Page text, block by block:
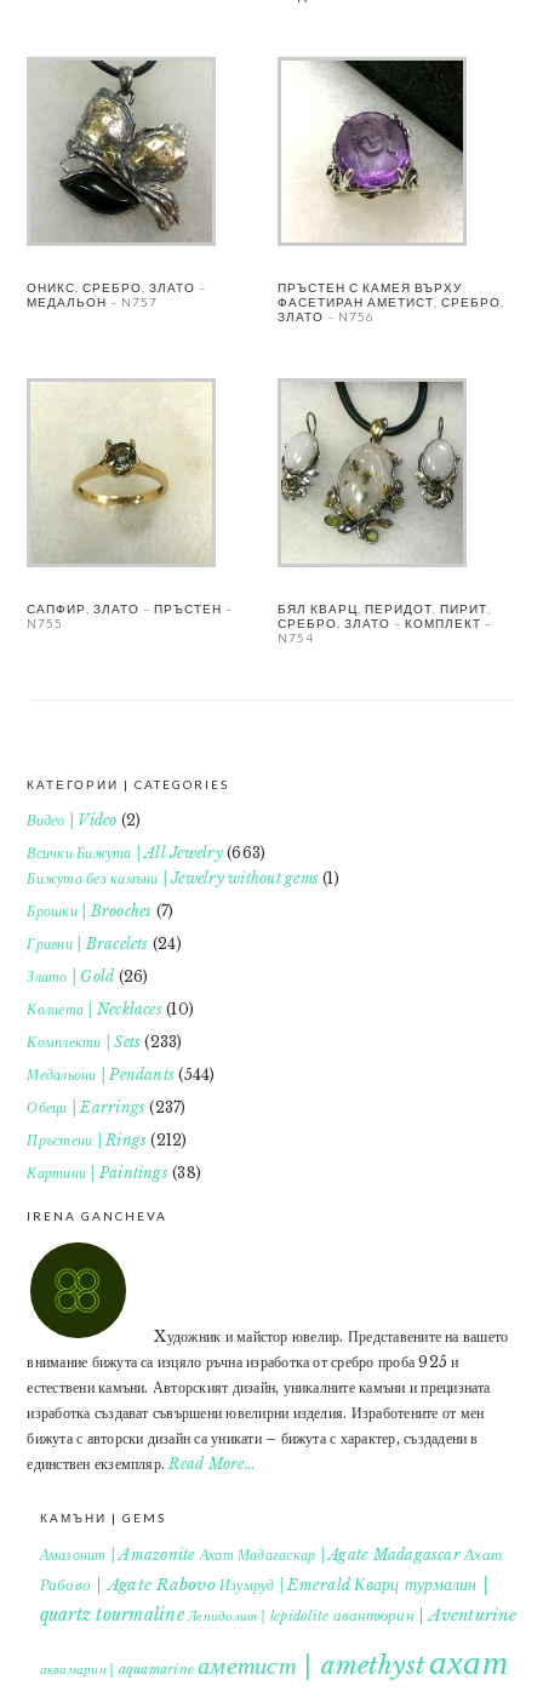
ОНИКС, СРЕБРО, ЗЛАТО –
МЕДАЛЬОН – N757
ПРЪСТЕН С КАМЕЯ ВЪРХУ
ФАСЕТИРАН АМЕТИСТ, СРЕБРО,
ЗЛАТО – N756
САПФИР, ЗЛАТО – ПРЪСТЕН –
N755
БЯЛ КВАРЦ, ПЕРИДОТ, ПИРИТ,
СРЕБРО, ЗЛАТО – КОМПЛЕКТ –
N754
FOOTER
КАТЕГОРИИ | CATEGORIES
Видео | Video (2)
Всички Бижута | All Jewelry(663)
Бижута без камъни | Jewelry without gems (1)
Брошки | Brooches (7)
Гривни | Bracelets (24)
Злато | Gold (26)
Колиета | Necklaces(10)
Комплекти | Sets (233)
Медальони | Pendants (544)
Обеци | Earrings (237)
Пръстени | Rings (212)
Картини | Paintings(38)
IRENA GANCHEVA
Xудожник и майстор ювелир. Представените на вашето
внимание бижута са изцяло ръчна изработка от сребро проба 925 и
естествени камъни. Авторският дизайн, уникалните камъни и прецизната
изработка създават съвършени ювелирни изделия. Изработените от мен
бижута с авторски дизайн са уникати – бижута с характер, създадени в
единствен екземпляр.Read More…
КАМЪНИ | GEMS
Амазонит | Amazonite Ахат Мадагаскар | Agate Madagascar Ахат
Рабово | Agate Rabovo Изумруд | Emerald Кварц турмалин |
quartz tourmaline Лепидолит | lepidolite авантюрин | Aventurine
аквамарин | aquamarine аметист | amethystахат